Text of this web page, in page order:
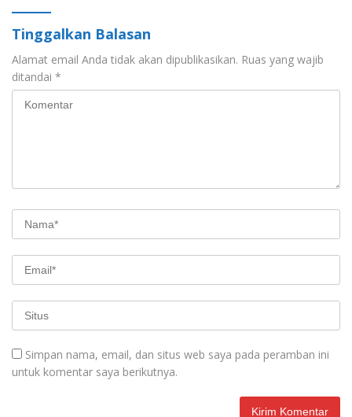
Tinggalkan Balasan
Alamat email Anda tidak akan dipublikasikan. Ruas yang wajib
ditandai *
Simpan nama, email, dan situs web saya pada peramban ini
untuk komentar saya berikutnya.